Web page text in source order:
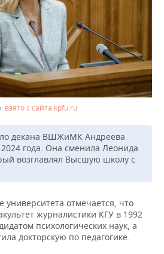
взято с сайта kpfu.ru
декана ВШЖиМК Андреева
2024 года. Она сменила Леонида
возглавлял Высшую школу с
отмечается, что
журналистики КГУ в 1992
психологических наук, а
докторскую по педагогике.